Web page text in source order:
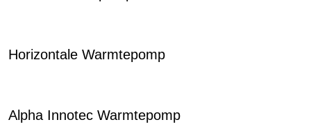
Horizontale Warmtepomp
Alpha Innotec Warmtepomp